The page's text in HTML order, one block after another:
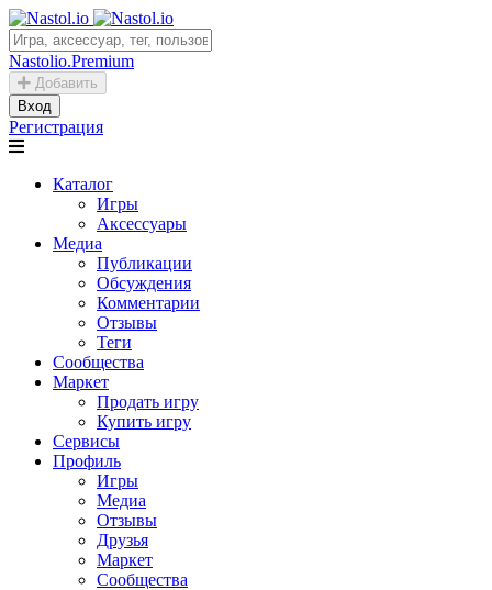
Nastolio.Premium
Добавить
Вход
Регистрация
Каталог
Игры
Аксессуары
Медиа
Публикации
Обсуждения
Комментарии
Отзывы
Теги
Сообщества
Маркет
Продать игру
Купить игру
Сервисы
Профиль
Игры
Медиа
Отзывы
Друзья
Маркет
Сообщества